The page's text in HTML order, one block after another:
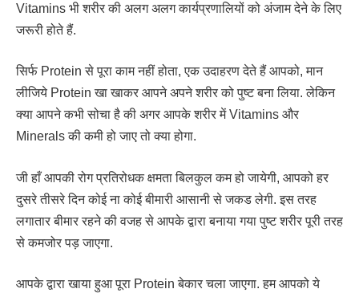
Vitamins भी शरीर की अलग अलग कार्यप्रणालियों को अंजाम देने के लिए
जरूरी होते हैं.
सिर्फ Protein से पूरा काम नहीं होता, एक उदाहरण देते हैं आपको, मान
लीजिये Protein खा खाकर आपने अपने शरीर को पुष्ट बना लिया. लेकिन
क्या आपने कभी सोचा है की अगर आपके शरीर में Vitamins और
Minerals की कमी हो जाए तो क्या होगा.
जी हाँ आपकी रोग प्रतिरोधक क्षमता बिलकुल कम हो जायेगी, आपको हर
दुसरे तीसरे दिन कोई ना कोई बीमारी आसानी से जकड लेगी. इस तरह
लगातार बीमार रहने की वजह से आपके द्वारा बनाया गया पुष्ट शरीर पूरी तरह
से कमजोर पड़ जाएगा.
आपके द्वारा खाया हुआ पूरा Protein बेकार चला जाएगा. हम आपको ये